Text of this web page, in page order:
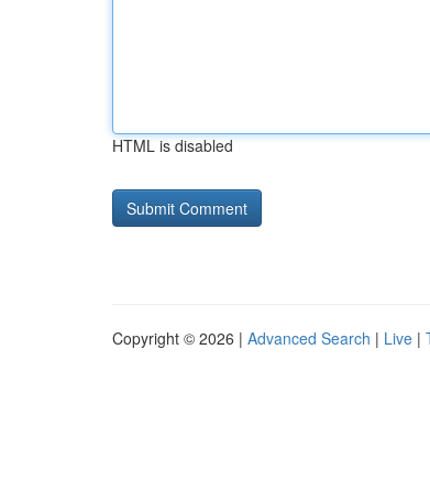
HTML is disabled
Copyright © 2026 | Advanced Search | Live |